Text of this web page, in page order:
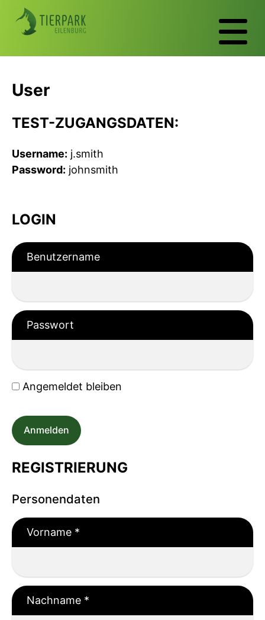
User
TEST-ZUGANGSDATEN:
Username: j.smith
Password: johnsmith
LOGIN
Benutzername
Passwort
Angemeldet bleiben
Anmelden
REGISTRIERUNG
Personendaten
Vorname *
Nachname *